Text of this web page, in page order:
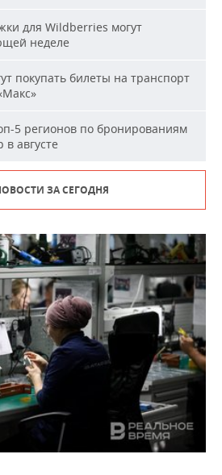
для Wildberries могут
неделе
покупать билеты на транспорт
5 регионов по бронированиям
в августе
ЗА СЕГОДНЯ